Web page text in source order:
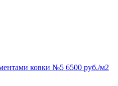
ковки №5 6500 руб./м2